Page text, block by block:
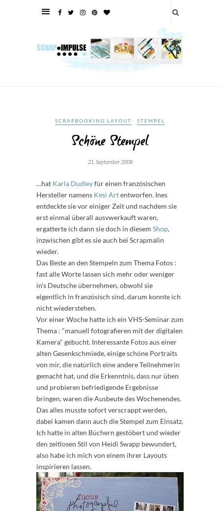
SCRAPBOOKING LAYOUT STEMPEL
Schöne Stempel
21. September 2008
…hat Karla Dudleyfür einen französischen
Hersteller namens Kesi Artentworfen. Ines
entdeckte sie vor einiger Zeit und nachdem sie
erst einmal überall ausvwerkauft waren,
ergatterte ich dann sie doch in diesem Shop,
inzwischen gibt es sie auch bei Scrapmalin
wieder.
Das Beste an den Stempeln zum Thema Fotos :
fast alle Worte lassen sich mehr oder weniger
in's Deutsche übernehmen, obwohl sie
eigentlich in französisch sind, darum konnte ich
nicht wiederstehen.
Vor einer Woche hatte ich ein VHS-Seminar zum
Thema : "manuell fotografieren mit der digitalen
Kamera" gebucht. Interessante Fotos aus einer
alten Gesenkschmiede, einige schöne Portraits
von mir, die natürlich eine andere Teilnehmerin
gemacht hat, und die Erkenntnis, dass nur üben
und probieren befriedigende Ergebnisse
bringen, waren die Ausbeute des Wochenendes.
Das alles musste sofort verscrappt werden,
dabei kamen dann auch die Stempel zum Einsatz.
Ich hatte in alten Büchern gestöbert und wieder
den zeitlosen Stil von Heidi Swapp bewundert,
also habe ich mich von einem ihrer Layouts
inspirieren lassen.